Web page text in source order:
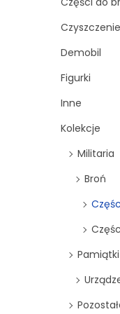
Demobil
Figurki
Inne
Kolekcje
Militaria
Broń
Pamiątki